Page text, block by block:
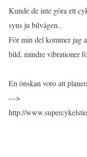
Kunde de inte göra ett
syns ju bilvägen..
För min del kommer jag
bild, mindre vibrationer
En önskan voro att
--->
http://